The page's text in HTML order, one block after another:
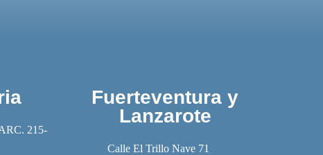
215-
Fuerteventura y
Lanzarote
Calle El Trillo Nave 71